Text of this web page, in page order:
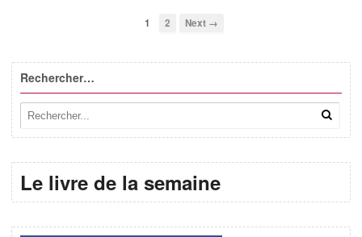
1 2 Next →
Rechercher…
Le livre de la semaine